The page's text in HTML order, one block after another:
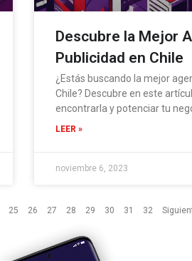
Descubre la Mejor
Publicidad en Chile
¿Estás buscando la mejor
Chile? Descubre en este
encontrarla y potenciar tu
LEER »
noviembre 6, 2023
25 26 27 28 29 30 31 32